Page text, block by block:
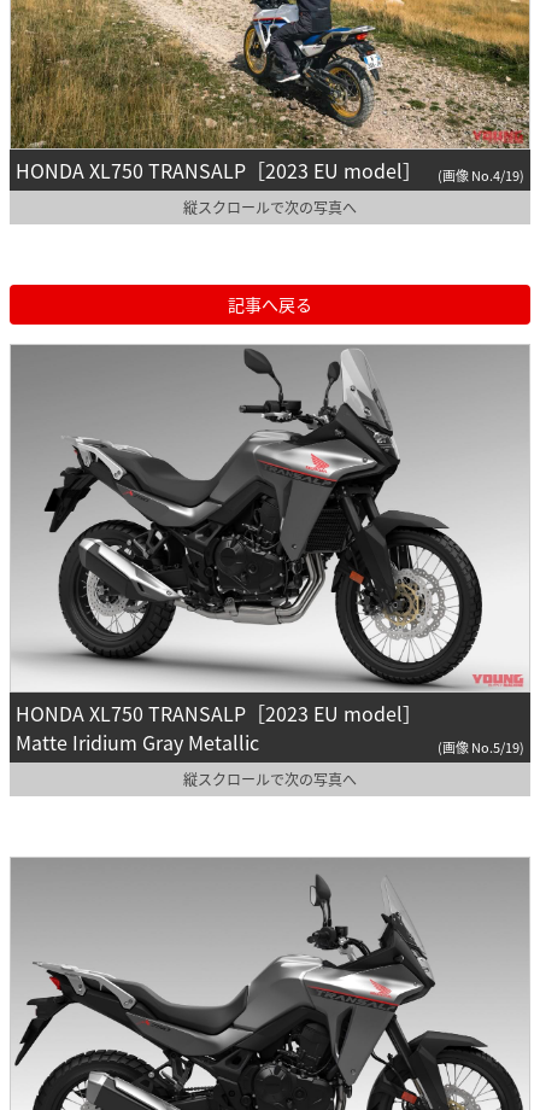
HONDA XL750 TRANSALP［2023 EU model］ (画像 No.4/19)
縦スクロールで次の写真へ
記事へ戻る
HONDA XL750 TRANSALP［2023 EU model］
Matte Iridium Gray Metallic
(画像 No.5/19)
縦スクロールで次の写真へ